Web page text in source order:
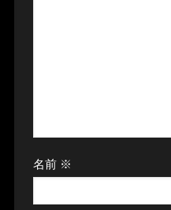
名前 ※